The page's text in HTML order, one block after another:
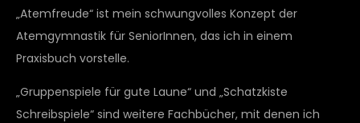
„Atemfreude“ ist mein schwungvolles Konzept der
Atemgymnastik für SeniorInnen, das ich in einem
Praxisbuch vorstelle.
„Gruppenspiele für gute Laune“ und „Schatzkiste
Schreibspiele“ sind weitere Fachbücher, mit denen ich